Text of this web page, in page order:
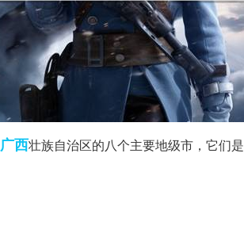
广西壮族自治区的八个主要地级市，它们